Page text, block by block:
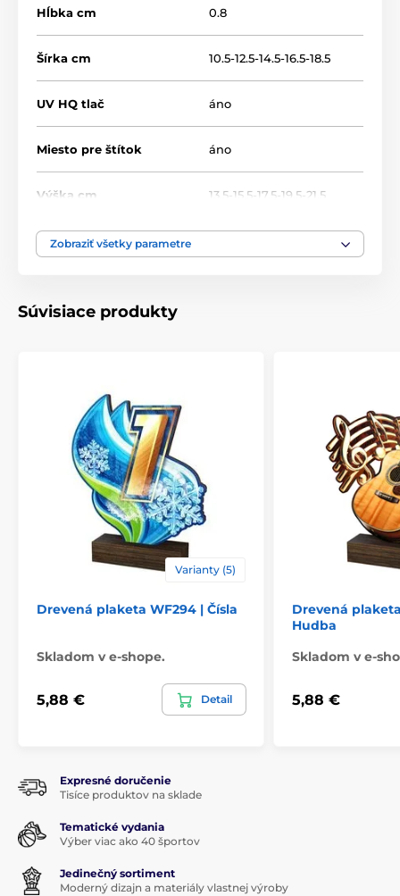
Hĺbka cm 0.8
Šírka cm 10.5-12.5-14.5-16.5-18.5
UV HQ tlač áno
Miesto pre štítok áno
Výška cm 13.5-15.5-17.5-19.5-21.5
Motív
Zobraziť všetky parametre
Súvisiace produkty
Varianty (5)
Drevená plaketa WF294 | Čísla
Skladom v e-shope.
5,88 € Detail
Drevená
Hudba
Skladom v e-
5,88 €
Expresné doručenie
Tisíce produktov na sklade
Tematické vydania
Výber viac ako 40 športov
Jedinečný sortiment
Moderný dizajn a materiály vlastnej výroby